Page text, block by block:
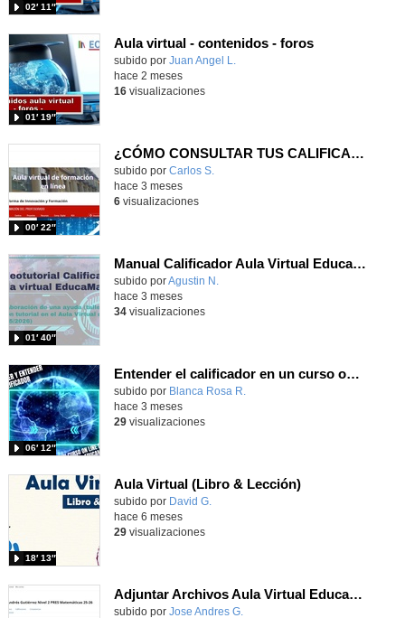
02′ 11″
Aula virtual - contenidos - foros
Contenido educativo.
subido por Juan Angel L.
01′ 19″
hace 2 meses
16visualizaciones
¿CÓMO CONSULTAR TUS CALIFICACIONES Y COMENTARIOS EN EL AULA VIRTUAL DE EDUCAMADRID?
subido por Carlos S.
00′ 22″
hace 3 meses
6visualizaciones
Manual Calificador Aula Virtual Educamadrid
Contenido educativo.
subido porAgustin N.
01′ 40″
hace 3 meses
34visualizaciones
Entender el calificador en un curso on line del aula virtual de educamadrid
Contenido educativo.
subido por Blanca Rosa R.
06′ 12″
hace 3 meses
29visualizaciones
Aula Virtual (Libro & Lección)
subido por David G.
18′ 13″
hace 6 meses
29visualizaciones
Adjuntar Archivos Aula Virtual Educamadrid 2025
Contenido educativo.
subido por Jose Andres G.